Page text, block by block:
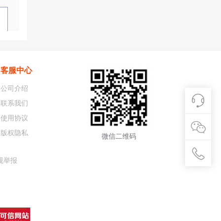
客服中心
公司介绍
联系我们
使用协议
版权隐私
微信二维码
举报